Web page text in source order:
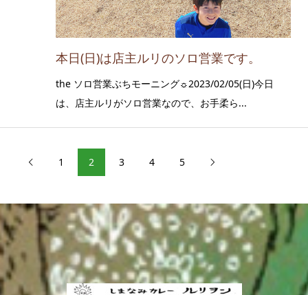
本日(日)は店主ルリのソロ営業です。
the ソロ営業ぶちモーニング☼2023/02/05(日)今日
は、店主ルリがソロ営業なので、お手柔ら...
 1 2 3 4 5 